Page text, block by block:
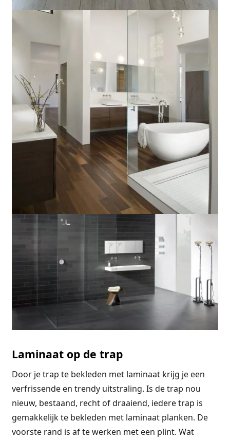
Laminaat op de trap
Door je trap te bekleden met laminaat krijg je een
verfrissende en trendy uitstraling. Is de trap nou
nieuw, bestaand, recht of draaiend, iedere trap is
gemakkelijk te bekleden met laminaat planken. De
voorste rand is af te werken met een plint. Wat